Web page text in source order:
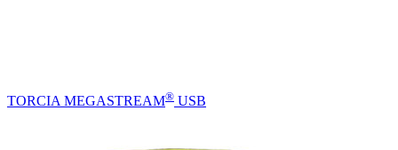
TORCIA MEGASTREAM® USB